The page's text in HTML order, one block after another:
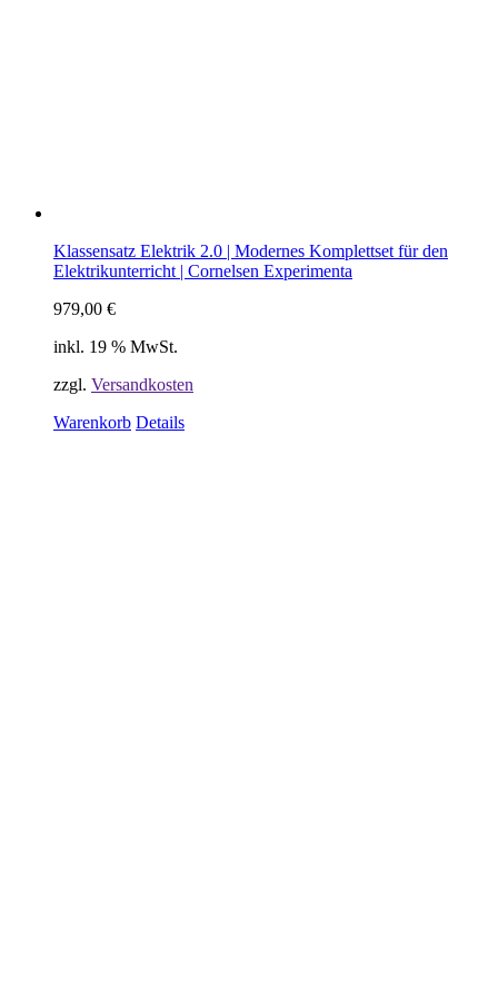
Klassensatz Elektrik 2.0 | Modernes Komplettset für den
Elektrikunterricht | Cornelsen Experimenta
979,00 €
inkl. 19 % MwSt.
zzgl. Versandkosten
Warenkorb Details